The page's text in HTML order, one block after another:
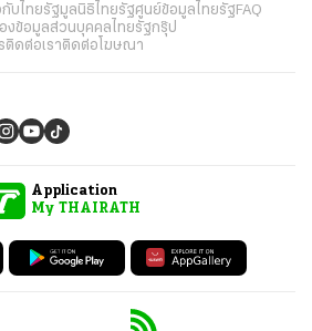
ดวง
หวย
วิดีโอ
Podcast
ฟุตบอลไทย
Carabao 7-a-Side Cup